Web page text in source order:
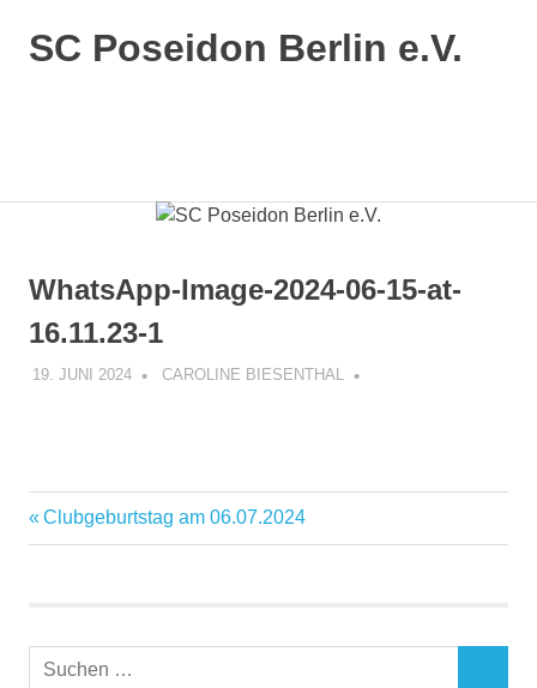
SC Poseidon Berlin e.V.
WhatsApp-Image-2024-06-15-at-
16.11.23-1
19. JUNI 2024 CAROLINE BIESENTHAL
Clubgeburtstag am 06.07.2024